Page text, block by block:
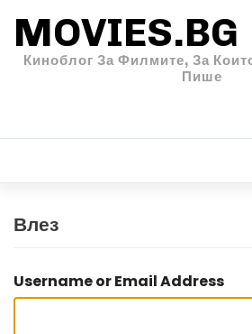
MOVIES.BG
Киноблог За Филмите, За
Пише
Влез
Username or Email Address